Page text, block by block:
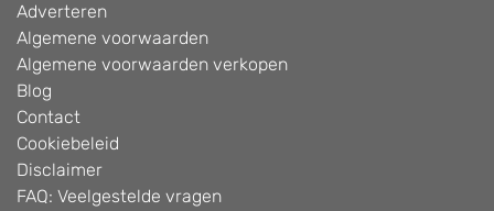
Adverteren
Algemene voorwaarden
Algemene voorwaarden verkopen
Blog
Contact
Cookiebeleid
Disclaimer
FAQ: Veelgestelde vragen